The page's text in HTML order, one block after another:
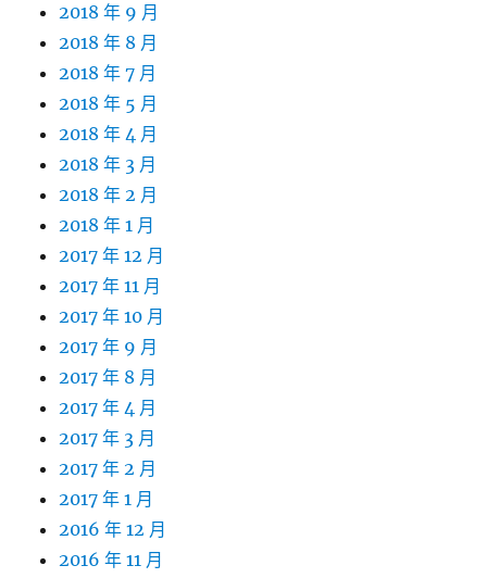
2018 年 9 月
2018 年 8 月
2018 年 7 月
2018 年 5 月
2018 年 4 月
2018 年 3 月
2018 年 2 月
2018 年 1 月
2017 年 12 月
2017 年 11 月
2017 年 10 月
2017 年 9 月
2017 年 8 月
2017 年 4 月
2017 年 3 月
2017 年 2 月
2017 年 1 月
2016 年 12 月
2016 年 11 月